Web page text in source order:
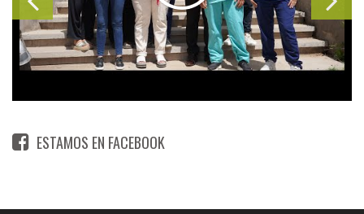
ESTAMOS EN FACEBOOK